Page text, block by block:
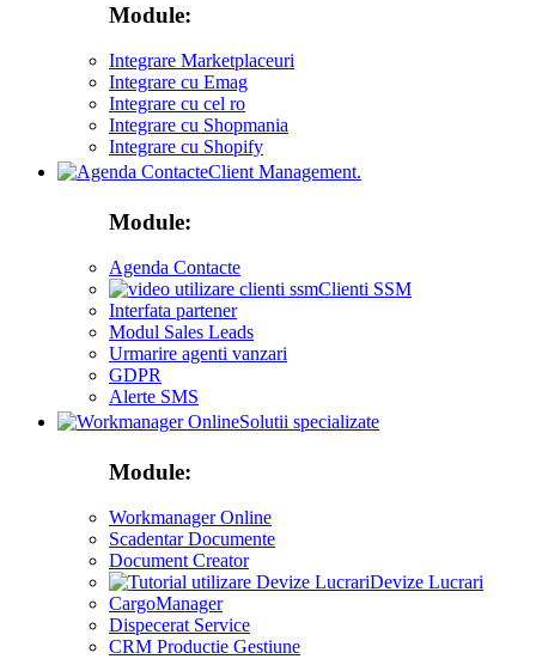
Module:
Integrare Marketplaceuri
Integrare cu Emag
Integrare cu cel ro
Integrare cu Shopmania
Integrare cu Shopify
Client Management.
Module:
Agenda Contacte
Clienti SSM
Interfata partener
Modul Sales Leads
Urmarire agenti vanzari
GDPR
Alerte SMS
Solutii specializate
Module:
Workmanager Online
Scadentar Documente
Document Creator
Devize Lucrari
CargoManager
Dispecerat Service
CRM Productie Gestiune